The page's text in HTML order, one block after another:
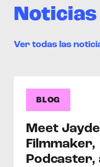
Ver todas las
BLOG
Meet
Filmmaker,
Podcaster,